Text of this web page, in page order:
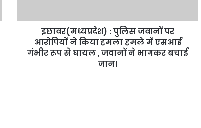
इछावर(मध्यप्रदेश) : पुलिस जवानों पर
आरोपियों ने किया हमला हमले में एसआई
गंभीर रूप से घायल , जवानों ने भागकर बचाई
जान।